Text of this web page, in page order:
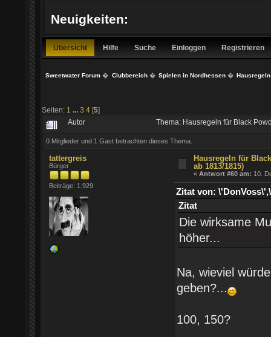
Neuigkeiten:
Übersicht Hilfe Suche Einloggen Registrieren
Sweetwater Forum � Clubbereich� Spielen in Nordhessen�
Seiten: 1 ... 3 4 [5]
Autor Thema: Hausregeln für Black
0 Mitglieder und 1 Gast betrachten dieses Thema.
tattergreis
Bürger
Beiträge: 1.929
Hausregeln für
ab 1813/1815)
«Antwort #60 am: 10.
Zitat von:
Zitat
Die wirksame
höher...
Na, wieviel
geben?...
100, 150?